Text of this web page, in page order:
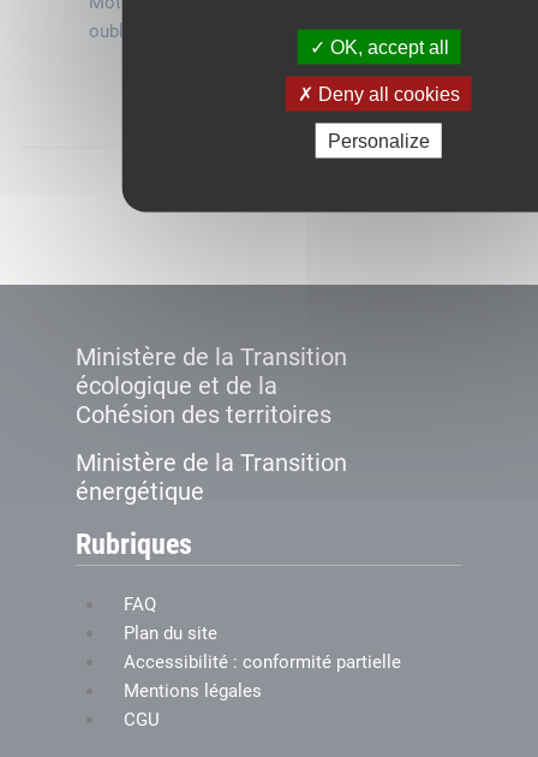
OK, accept all
Deny all cookies
Personalize
oublié ?
compte
Connexion
Ministère de la Transition
écologique et de la
Cohésion des territoires
Ministère de la Transition
énergétique
Rubriques
FAQ
Plan du site
Accessibilité : conformité partielle
Mentions légales
CGU